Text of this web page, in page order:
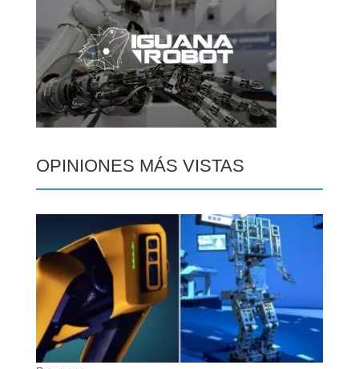
OPINIONES MÁS VISTAS